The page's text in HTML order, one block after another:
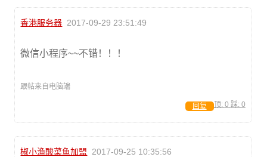
香港服务器 2017-09-29 23:51:49
微信小程序~~不错！！！
跟帖来自电脑端
顶: 0 踩: 0
回复
椒小渔酸菜鱼加盟 2017-09-25 10:35:56